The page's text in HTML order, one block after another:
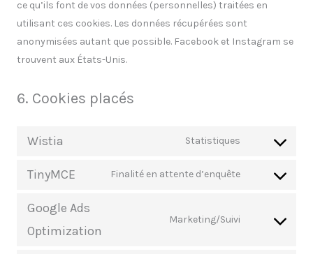
ce qu’ils font de vos données (personnelles) traitées en
utilisant ces cookies. Les données récupérées sont
anonymisées autant que possible. Facebook et Instagram se
trouvent aux États-Unis.
6. Cookies placés
Wistia Statistiques
TinyMCE Finalité en attente d’enquête
Google Ads
Optimization
Marketing/Suivi